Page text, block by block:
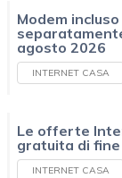
Modem
agosto 2026
INTERNET CASA
Le offerte
gratuita di
INTERNET CASA